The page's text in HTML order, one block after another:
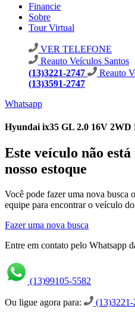
Financie
Sobre
Tour Virtual
VER TELEFONE
Reauto Veículos Santos
(13)3221-2747
Reauto
(13)3591-2747
Whatsapp
Hyundai ix35 GL 2.0 16V 2WD
Este veículo não
nosso estoque
Você pode fazer uma nova busca
equipe para encontrar o veículo
Fazer uma nova busca
Entre em contato pelo Whatsapp
(13)99105-5582
Ou ligue agora para: (13)3221-